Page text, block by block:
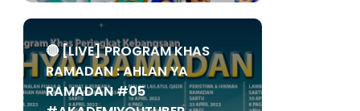
🔴 [LIVE] PROGRAM KHAS
RAMADAN : AHLAN YA
RAMADAN #05